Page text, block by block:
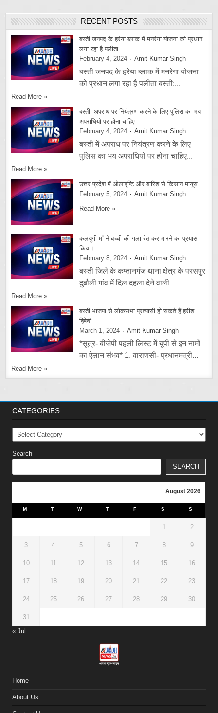
RECENT POSTS
बस्ती जनपद के हरेया ब्लाक में मनरेगा योजना को प्रधान
लगा रहा है पलीता
February 4, 2024
Amit Kumar Singh
बस्ती जनपद के हरेया ब्लाक में मनरेगा योजना
को प्रधान लगा रहा है पलीता बस्ती:...
Read More »
बस्ती: अपराध पर नियंत्रण करने के लिए पुलिस का भय
अपराधियो पर होना चाहिए
February 4, 2024
Amit Kumar Singh
बस्ती में अपराध पर नियंत्रण करने के लिए
पुलिस का भय अपराधियो पर होना चाहिए...
Read More »
उत्तर प्रदेश में ओलाबृष्टि और बारिश से किसान मायूस
February 5, 2024
Amit Kumar Singh
Read More »
कलयुगी माँ ने बच्ची की गला रेत कर मारने का प्रयास
किया।
February 8, 2024
Amit Kumar Singh
बस्ती जिले के कप्तानगंज थाना क्षेत्र के परसपुर
दुबौली गांव में दिल दहला देने वाली...
Read More »
बस्ती भाजपा से लोकसभा प्रत्यासी हो सकते हैं हरीश
द्विवेदी
March 1, 2024
Amit Kumar Singh
*सूत्र- बीजेपी पहली लिस्ट में यूपी से इन नामों
का ऐलान संभव* 1. वाराणसी- प्रधानमंत्री...
Read More »
CATEGORIES
Categories
Search
SEARCH
August 2026
M T W T F S S
1 2
3 4 5 6 7 8 9
10 11 12 13 14 15 16
17 18 19 20 21 22 23
24 25 26 27 28 29 30
31
« Jul
Home
About Us